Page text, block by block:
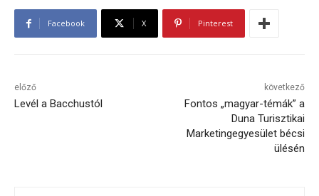
Facebook X Pinterest
előző
Levél a Bacchustól
következő
Fontos „magyar-témák” a
Duna Turisztikai
Marketingegyesület bécsi
ülésén